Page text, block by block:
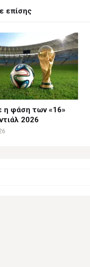
επίσης
η φάση των «16»
2026